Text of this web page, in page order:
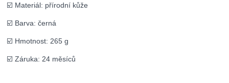
☑️ Materiál: přírodní kůže
☑️ Barva: černá
☑️ Hmotnost: 265 g
☑️ Záruka: 24 měsíců